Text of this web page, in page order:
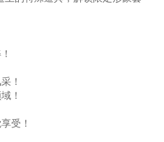
！
！
受！